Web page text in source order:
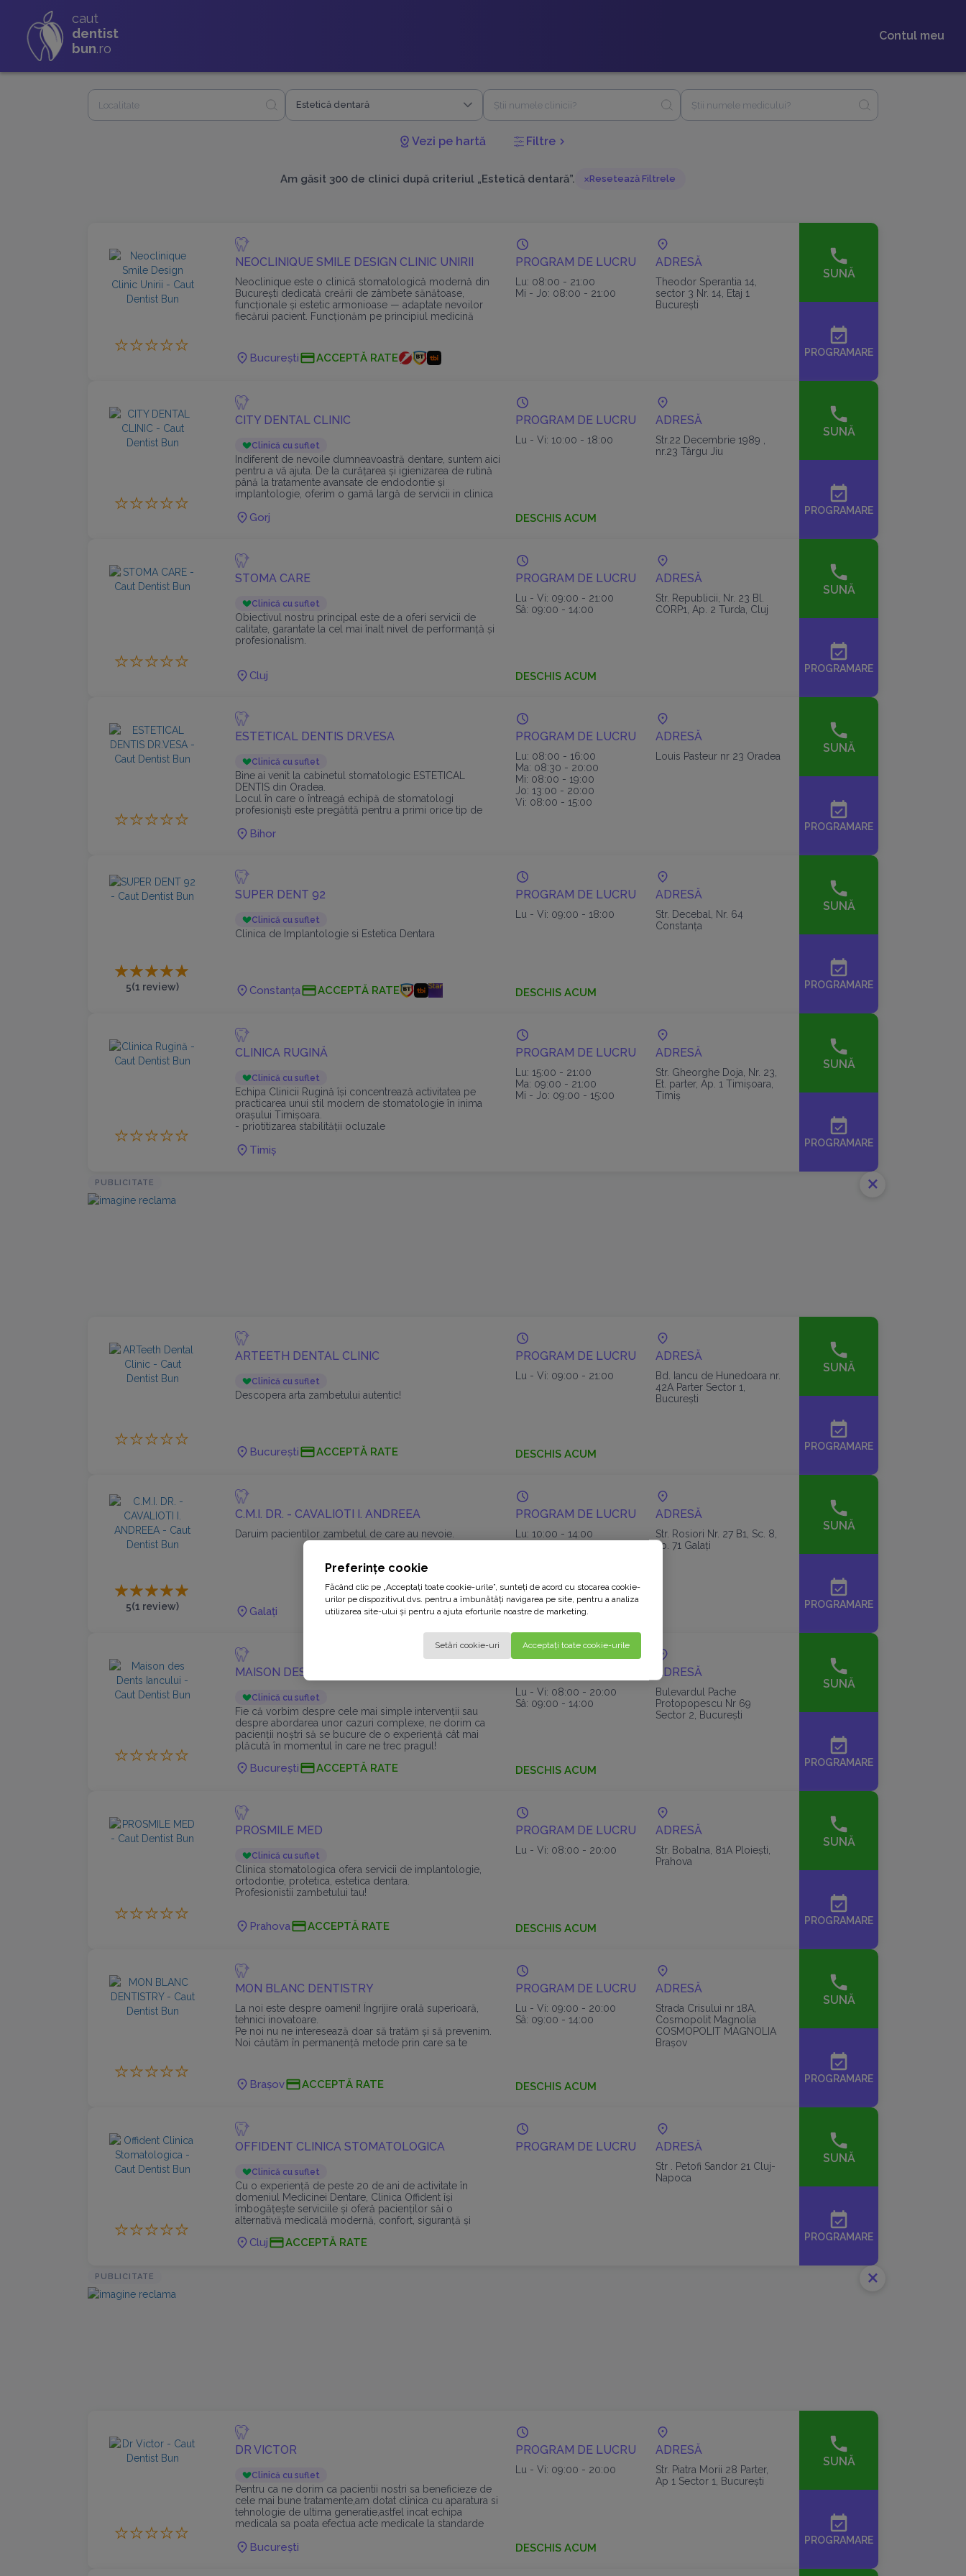
caut
dentist
bun.ro
Contul meu
Estetică dentară
Vezi pe hartă Filtre chevron_right
Am găsit 300 de clinici după criteriul „Estetică dentară”. Resetează Filtrele
NEOCLINIQUE SMILE DESIGN CLINIC UNIRII
Neoclinique este o clinică stomatologică modernă din
București dedicată creării de zâmbete sănătoase,
funcționale și estetic armonioase — adaptate nevoilor
fiecărui pacient. Funcționăm pe principiul medicină
București ACCEPTĂ RATE
PROGRAM DE LUCRU
Lu: 08:00 - 21:00
Mi - Jo: 08:00 - 21:00
ADRESĂ
Theodor Sperantia 14,
sector 3 Nr. 14, Etaj 1
București
SUNĂ
event_available
PROGRAMARE
CITY DENTAL CLINIC
Clinică cu suflet
Indiferent de nevoile dumneavoastră dentare, suntem aici
pentru a vă ajuta. De la curățarea și igienizarea de rutină
până la tratamente avansate de endodontie și
implantologie, oferim o gamă largă de servicii in clinica
Gorj
PROGRAM DE LUCRU
Lu - Vi: 10:00 - 18:00
DESCHIS ACUM
ADRESĂ
Str.22 Decembrie 1989 ,
nr.23 Târgu Jiu
SUNĂ
event_available
PROGRAMARE
STOMA CARE
Clinică cu suflet
Obiectivul nostru principal este de a oferi servicii de
calitate, garantate la cel mai înalt nivel de performanță și
profesionalism.
Cluj
PROGRAM DE LUCRU
Lu - Vi: 09:00 - 21:00
Sâ: 09:00 - 14:00
DESCHIS ACUM
ADRESĂ
Str. Republicii, Nr. 23 Bl.
CORP1, Ap. 2 Turda, Cluj
SUNĂ
event_available
PROGRAMARE
ESTETICAL DENTIS DR.VESA
Clinică cu suflet
Bine ai venit la cabinetul stomatologic ESTETICAL
DENTIS din Oradea.
Locul în care o întreagă echipă de stomatologi
profesioniști este pregătită pentru a primi orice tip de
Bihor
PROGRAM DE LUCRU
Lu: 08:00 - 16:00
Ma: 08:30 - 20:00
Mi: 08:00 - 19:00
Jo: 13:00 - 20:00
Vi: 08:00 - 15:00
ADRESĂ
Louis Pasteur nr 23 Oradea
SUNĂ
event_available
PROGRAMARE
5(1 review)
SUPER DENT 92
Clinică cu suflet
Clinica de Implantologie si Estetica Dentara
Constanța ACCEPTĂ RATE
PROGRAM DE LUCRU
Lu - Vi: 09:00 - 18:00
DESCHIS ACUM
ADRESĂ
Str. Decebal, Nr. 64
Constanța
SUNĂ
event_available
PROGRAMARE
CLINICA RUGINĂ
Clinică cu suflet
Echipa Clinicii Rugină își concentrează activitatea pe
practicarea unui stil modern de stomatologie în inima
orașului Timișoara.
- priotitizarea stabilității ocluzale
- tratamente minim invazive
Timiș
PROGRAM DE LUCRU
Lu: 15:00 - 21:00
Ma: 09:00 - 21:00
Mi - Jo: 09:00 - 15:00
ADRESĂ
Str. Gheorghe Doja, Nr. 23,
Et. parter, Ap. 1 Timişoara,
Timiș
SUNĂ
event_available
PROGRAMARE
PUBLICITATE close
ARTEETH DENTAL CLINIC
Clinică cu suflet
Descopera arta zambetului autentic!
București ACCEPTĂ RATE
PROGRAM DE LUCRU
Lu - Vi: 09:00 - 21:00
DESCHIS ACUM
ADRESĂ
Bd. Iancu de Hunedoara nr.
42A Parter Sector 1,
București
SUNĂ
event_available
PROGRAMARE
5(1 review)
C.M.I. DR. - CAVALIOTI I. ANDREEA
Daruim pacientilor zambetul de care au nevoie.
Galați
PROGRAM DE LUCRU
Lu: 10:00 - 14:00
ADRESĂ
Str. Rosiori Nr. 27 B1, Sc. 8,
ap. 71 Galați
SUNĂ
event_available
PROGRAMARE
MAISON DES DENTS IANCULUI
Clinică cu suflet
Fie că vorbim despre cele mai simple intervenții sau
despre abordarea unor cazuri complexe, ne dorim ca
pacienții noștri să se bucure de o experiență cât mai
plăcută în momentul în care ne trec pragul!
București ACCEPTĂ RATE
Lu - Vi: 08:00 - 20:00
Sâ: 09:00 - 14:00
DESCHIS ACUM
ADRESĂ
Bulevardul Pache
Protopopescu Nr 69
Sector 2, București
SUNĂ
event_available
PROGRAMARE
PROSMILE MED
Clinică cu suflet
Clinica stomatologica ofera servicii de implantologie,
ortodontie, protetica, estetica dentara.
Profesionistii zambetului tau!
Prahova ACCEPTĂ RATE
PROGRAM DE LUCRU
Lu - Vi: 08:00 - 20:00
DESCHIS ACUM
ADRESĂ
Str. Bobalna, 81A Ploieşti,
Prahova
SUNĂ
event_available
PROGRAMARE
MON BLANC DENTISTRY
La noi este despre oameni! Îngrijire orală superioară,
tehnici inovatoare.
Pe noi nu ne interesează doar să tratăm și să prevenim.
Noi căutăm în permanență metode prin care sa te
Brașov ACCEPTĂ RATE
PROGRAM DE LUCRU
Lu - Vi: 09:00 - 20:00
Sâ: 09:00 - 14:00
DESCHIS ACUM
ADRESĂ
Strada Crisului nr 18A,
Cosmopolit Magnolia
COSMOPOLIT MAGNOLIA
Brașov
SUNĂ
event_available
PROGRAMARE
OFFIDENT CLINICA STOMATOLOGICA
Clinică cu suflet
Cu o experiență de peste 20 de ani de activitate în
domeniul Medicinei Dentare, Clinica Offident își
îmbogățește serviciile și oferă pacienților săi o
alternativă medicală modernă, confort, siguranță și
Cluj ACCEPTĂ RATE
PROGRAM DE LUCRU ADRESĂ
Str . Petofi Sandor 21 Cluj-
Napoca
SUNĂ
event_available
PROGRAMARE
PUBLICITATE close
DR VICTOR
Clinică cu suflet
Pentru ca ne dorim ca pacientii nostri sa beneficieze de
cele mai bune tratamente,am dotat clinica cu aparatura si
tehnologie de ultima generatie,astfel incat echipa
medicala sa poata efectua acte medicale la standarde
București
PROGRAM DE LUCRU
Lu - Vi: 09:00 - 20:00
DESCHIS ACUM
ADRESĂ
Str. Piatra Morii 28 Parter,
Ap 1 Sector 1, București
SUNĂ
event_available
PROGRAMARE
Preferințe cookie
Făcând clic pe „Acceptați toate cookie-urile”, sunteți de acord cu stocarea cookie-
urilor pe dispozitivul dvs. pentru a îmbunătăți navigarea pe site, pentru a analiza
utilizarea site-ului și pentru a ajuta eforturile noastre de marketing.
Setări cookie-uri Acceptați toate cookie-urile